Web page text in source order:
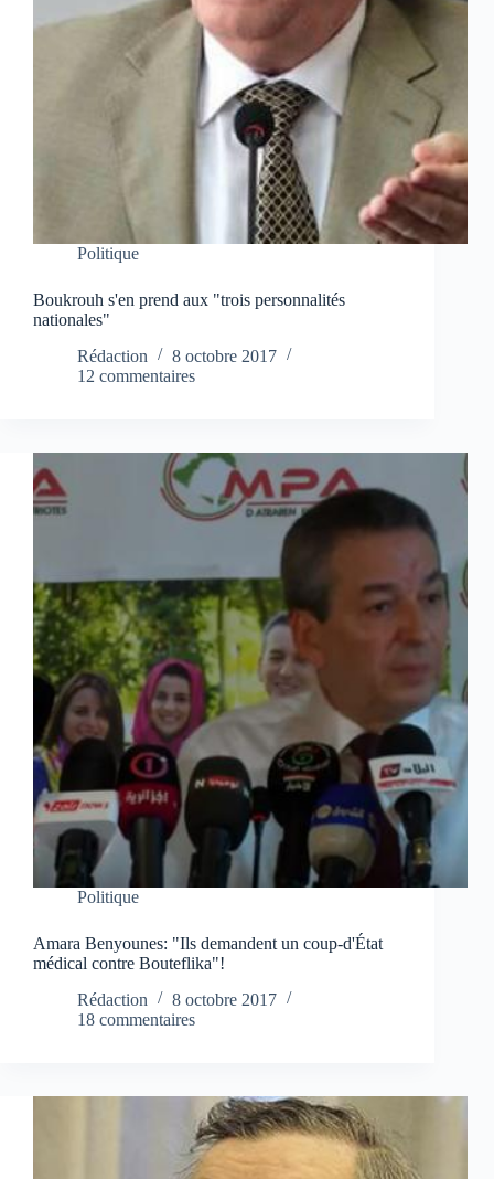
Politique
Boukrouh s'en prend aux "trois personnalités
nationales"
Rédaction
8 octobre 2017
12 commentaires
Politique
Amara Benyounes: "Ils demandent un coup-d'État
médical contre Bouteflika"!
Rédaction
8 octobre 2017
18 commentaires